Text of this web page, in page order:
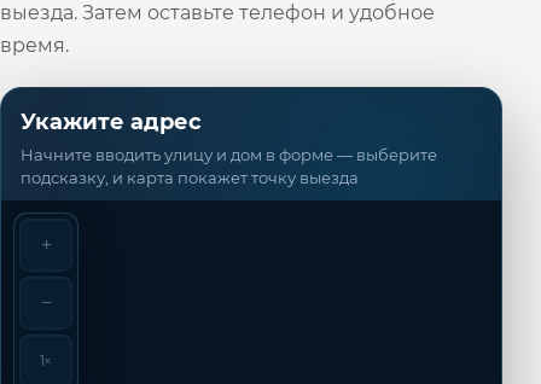
выезда. Затем оставьте телефон и удобное
время.
Укажите адрес
Начните вводить улицу и дом в форме — выберите
подсказку, и карта покажет точку выезда
+
−
1×